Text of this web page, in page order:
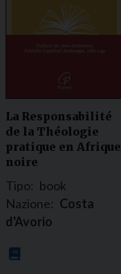
La Responsabilité
de la Théologie
pratique en Afrique
noire
Tipo: book
Nazione: Costa
d'Avorio